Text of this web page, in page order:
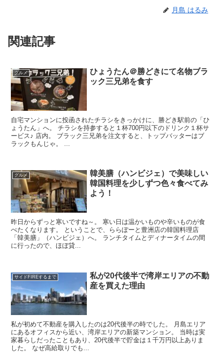
月島 はるみ
関連記事
グルメ
ひょうたん＠勝どきにて名物ブラ
ック三兄弟を食す
自宅マンションに投函されたチラシをきっかけに、勝どき駅前の「ひ
ょうたん」へ。 チラシを持参すると１杯700円以下のドリンク１杯サ
ービス♪ 店内。 ブラック三兄弟を注文すると、トップバッターはブ
ラックもんじゃ。 ...
グルメ
韓美膳（ハンビジェ）で美味しい
韓国料理を少しずつ色々食べてみ
よう！
昨日からずっと寒いですね～。 寒い日は温かいものや辛いものが食
べたくなります。 ということで、ららぽーと豊洲店の韓国料理店
「韓美膳」（ハンビジェ）へ。 ランチタイムとディナータイムの間
に行ったので、ほぼ貸...
サイドFIREするまで
私が20代後半で湾岸エリアの不動
産を買えた理由
私が初めて不動産を購入したのは20代後半の時でした。 月島エリア
にあるオフィスから近い、湾岸エリアの新築マンション。 当時は実
家暮らしだったこともあり、20代後半で貯金は１千万円以上ありま
した。 なぜ高給取りでも...